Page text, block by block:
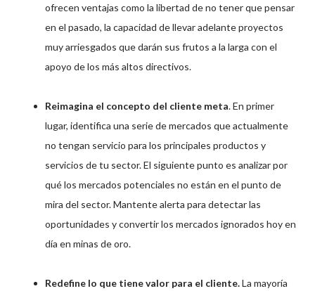
ofrecen ventajas como la libertad de no tener que pensar
en el pasado, la capacidad de llevar adelante proyectos
muy arriesgados que darán sus frutos a la larga con el
apoyo de los más altos directivos.
Reimagina el concepto del cliente meta. En primer
lugar, identifica una serie de mercados que actualmente
no tengan servicio para los principales productos y
servicios de tu sector. El siguiente punto es analizar por
qué los mercados potenciales no están en el punto de
mira del sector. Mantente alerta para detectar las
oportunidades y convertir los mercados ignorados hoy en
día en minas de oro.
Redefine lo que tiene valor para el cliente.La mayoría